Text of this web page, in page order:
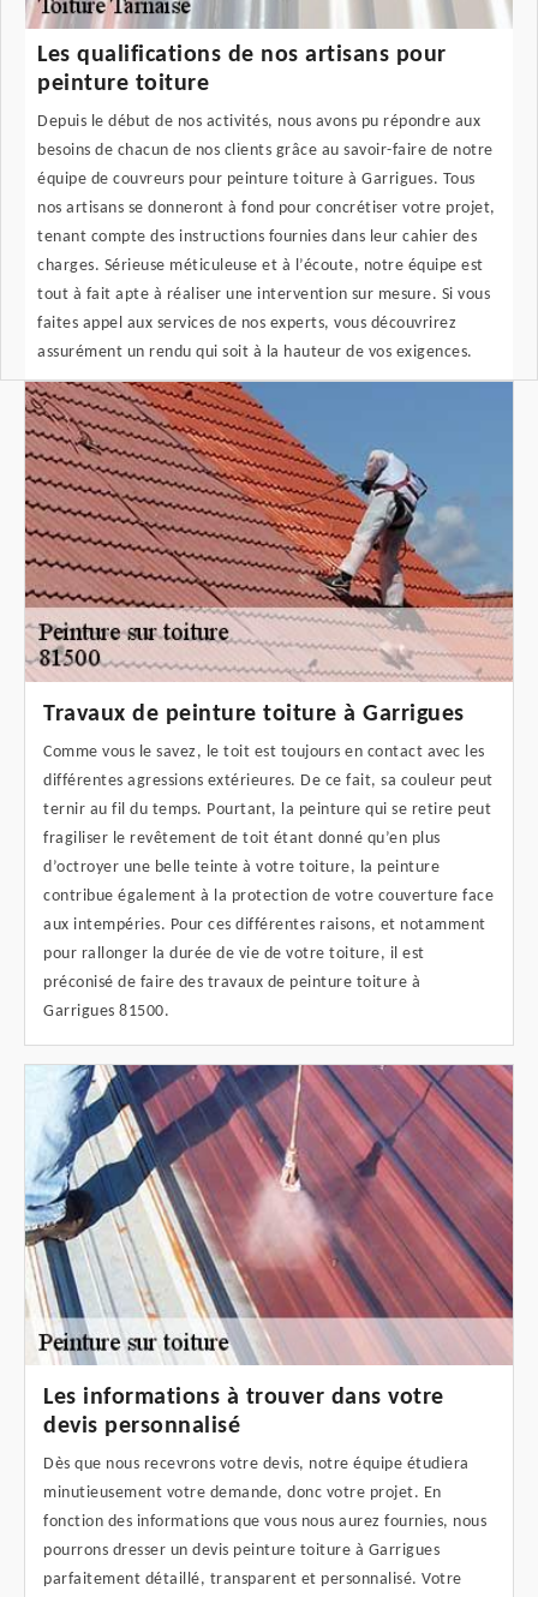
Les qualifications de nos artisans pour
peinture toiture
Depuis le début de nos activités, nous avons pu répondre aux
besoins de chacun de nos clients grâce au savoir-faire de notre
équipe de couvreurs pour peinture toiture à Garrigues. Tous
nos artisans se donneront à fond pour concrétiser votre projet,
tenant compte des instructions fournies dans leur cahier des
charges. Sérieuse méticuleuse et à l’écoute, notre équipe est
tout à fait apte à réaliser une intervention sur mesure. Si vous
faites appel aux services de nos experts, vous découvrirez
assurément un rendu qui soit à la hauteur de vos exigences.
Travaux de peinture toiture à Garrigues
Comme vous le savez, le toit est toujours en contact avec les
différentes agressions extérieures. De ce fait, sa couleur peut
ternir au fil du temps. Pourtant, la peinture qui se retire peut
fragiliser le revêtement de toit étant donné qu’en plus
d’octroyer une belle teinte à votre toiture, la peinture
contribue également à la protection de votre couverture face
aux intempéries. Pour ces différentes raisons, et notamment
pour rallonger la durée de vie de votre toiture, il est
préconisé de faire des travaux de peinture toiture à
Garrigues 81500.
Les informations à trouver dans votre
devis personnalisé
Dès que nous recevrons votre devis, notre équipe étudiera
minutieusement votre demande, donc votre projet. En
fonction des informations que vous nous aurez fournies, nous
pourrons dresser un devis peinture toiture à Garrigues
parfaitement détaillé, transparent et personnalisé. Votre